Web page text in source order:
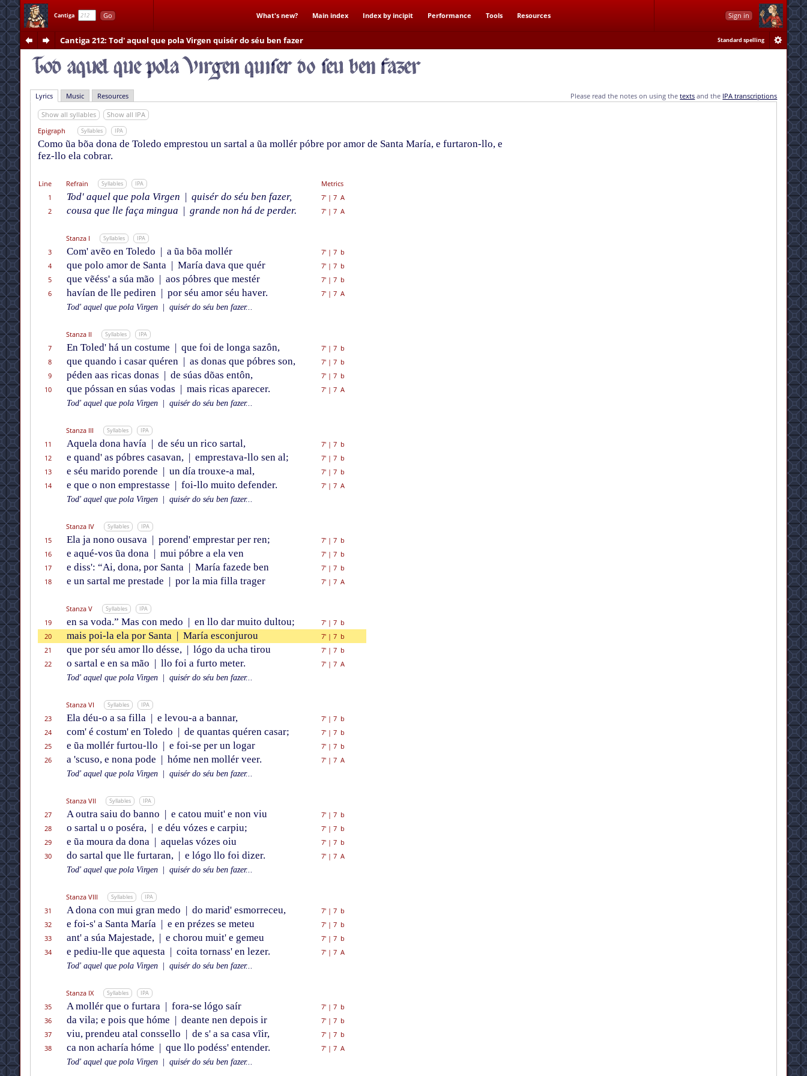
Cantiga Go What's new? Main index Index by incipit Performance Tools Resources Sign in
Cantiga 212: Tod' aquel que pola Virgen quisér do séu ben fazer Standard spelling
Lyrics Music Resources Please read the notes on using thetexts and the IPA transcriptions
Show all syllables
Show all IPA
Epigraph
Syllables IPA
Como ũa bõa dona de Toledo emprestou un sartal a ũa mollér póbre por amor de Santa María, e furtaron-llo, e
fez-llo ela cobrar.
Line Refrain Syllables IPA
Metrics
1
Tod' aquel que pola Virgen | quisér do séu ben fazer, 7'| 7 A
2
cousa que lle faça mingua | grande non há de perder. 7'| 7 A
Stanza I Syllables IPA
3 Com' avẽo en Toledo | a ũa bõa mollér 7'| 7 b
4
que polo amor de Santa | María dava que quér 7'| 7 b
5
que vẽéss' a súa mão | aos póbres que mestér 7'| 7 b
6
havían de lle pediren | por séu amor séu haver. 7'| 7 A
Tod' aquel que pola Virgen
quisér do séu ben fazer...
Stanza II Syllables IPA
7 En Toled' há un costume | que foi de longa sazôn, 7'| 7 b
8
que quando i casar quéren | as donas que póbres son, 7'| 7 b
9
péden aas ricas donas | de súas dõas entôn, 7'| 7 b
10
que póssan en súas vodas | mais ricas aparecer. 7'| 7 A
Tod' aquel que pola Virgen
quisér do séu ben fazer...
Stanza III Syllables IPA
11 Aquela dona havía | de séu un rico sartal, 7'| 7 b
12
e quand' as póbres casavan, | emprestava-llo sen al; 7'| 7 b
13
e séu marido porende | un día trouxe-a mal, 7'| 7 b
14
e que o non emprestasse | foi-llo muito defender. 7'| 7 A
Tod' aquel que pola Virgen
quisér do séu ben fazer...
Stanza IV Syllables IPA
15 Ela ja nono ousava | porend' emprestar per ren; 7'| 7 b
16
e aqué-vos ũa dona | mui póbre a ela ven 7'| 7 b
17
e diss': “Ai, dona, por Santa | María fazede ben 7'| 7 b
18
e un sartal me prestade | por la mia filla trager 7'| 7 A
Stanza V Syllables IPA
19 en sa voda.” Mas con medo | en llo dar muito dultou; 7'| 7 b
20
mais poi-la ela por Santa | María esconjurou 7'| 7 b
21
que por séu amor llo désse, | lógo da ucha tirou 7'| 7 b
22
o sartal e en sa mão | llo foi a furto meter. 7'| 7 A
Tod' aquel que pola Virgen
quisér do séu ben fazer...
Stanza VI Syllables IPA
23 Ela déu-o a sa filla | e levou-a a bannar, 7'| 7 b
24
com' é costum' en Toledo | de quantas quéren casar; 7'| 7 b
25
e ũa mollér furtou-llo | e foi-se per un logar 7'| 7 b
26
a 'scuso, e nona pode | hóme nen mollér veer. 7'| 7 A
Tod' aquel que pola Virgen
quisér do séu ben fazer...
Stanza VII Syllables IPA
27 A outra saiu do banno | e catou muit' e non viu 7'| 7 b
28
o sartal u o poséra, | e déu vózes e carpiu; 7'| 7 b
29
e ũa moura da dona | aquelas vózes oiu 7'| 7 b
30
do sartal que lle furtaran, | e lógo llo foi dizer. 7'| 7 A
Tod' aquel que pola Virgen
quisér do séu ben fazer...
Stanza VIII Syllables IPA
31 A dona con mui gran medo | do marid' esmorreceu, 7'| 7 b
32
e foi-s' a Santa María | e en prézes se meteu 7'| 7 b
33
ant' a súa Majestade, | e chorou muit' e gemeu 7'| 7 b
34
e pediu-lle que aquesta | coita tornass' en lezer. 7'| 7 A
Tod' aquel que pola Virgen
quisér do séu ben fazer...
Stanza IX Syllables IPA
35 A mollér que o furtara | fora-se lógo saír 7'| 7 b
36
da vila; e pois que hóme | deante nen depois ir 7'| 7 b
37
viu, prendeu atal conssello | de s' a sa casa vĩir, 7'| 7 b
38
ca non acharía hóme | que llo podéss' entender. 7'| 7 A
Tod' aquel que pola Virgen
quisér do séu ben fazer...